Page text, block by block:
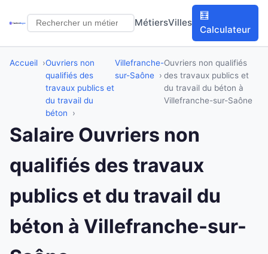
MétiersVilles
🧮
Calculateur
Accueil
Ouvriers non
qualifiés des
travaux publics et
du travail du
béton
Villefranche-
sur-Saône
Ouvriers non qualifiés
des travaux publics et
du travail du béton à
Villefranche-sur-Saône
Salaire Ouvriers non
qualifiés des travaux
publics et du travail du
béton à Villefranche-sur-